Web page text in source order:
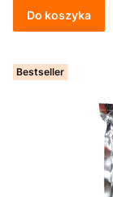
Do koszyka
Bestseller